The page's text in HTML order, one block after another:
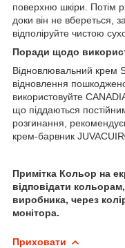
поверхню шкіри. Потім
доки він не вбереться,
відполіруйте чистою
Поради щодо
Відновлювальний крем
відновлення
використовуйте
що піддаються
розгинання,
крем-барвник
Примітка Кольор на
відповідати
виробника, через
монітора.
Приховати